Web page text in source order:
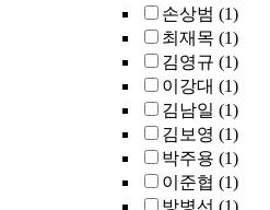
손상범 (1)
최재목 (1)
김영규 (1)
이강대 (1)
김남일 (1)
김보영 (1)
박주용 (1)
이준협 (1)
방병선 (1)